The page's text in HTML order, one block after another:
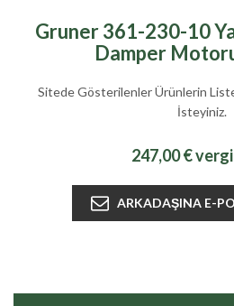
Gruner 361-230-10
Damper
Sitede Gösterilenler Ürünlerin Liste
İsteyiniz.
247,00 €